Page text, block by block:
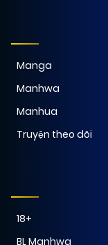
Manga
Manhwa
Manhua
Truyện theo dõi
18+
BL Manhwa